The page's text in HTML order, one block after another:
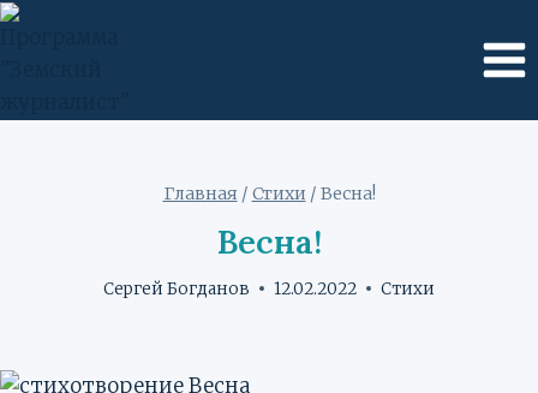
Перейти
Главная / Стихи / Весна!
Весна!
Сергей Богданов 12.02.2022 Стихи